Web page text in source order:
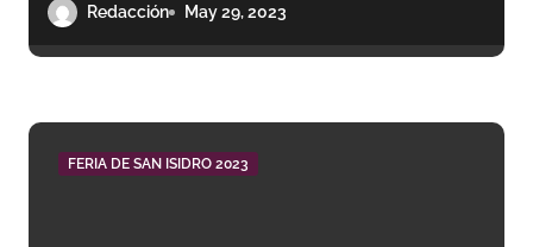
Redacción May 29, 2023
FERIA DE SAN ISIDRO 2023